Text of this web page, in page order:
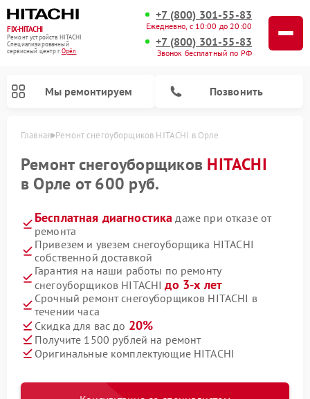
FIX-HITACHI
Ремонт устройств HITACHI
Специализированный
cервисный центр г.Орёл
+7 (800) 301-55-83
Ежедневно, с 10:00 до 20:00
+7 (800) 301-55-83
Звонок бесплатный по РФ
Мы ремонтируем Позвонить
Главная Ремонт снегоуборщиков HITACHI в Орле
Ремонт снегоуборщиков HITACHI
в Орле от 600 руб.
Бесплатная диагностика даже при отказе от
ремонта
Привезем и увезем снегоуборщика HITACHI
собственной доставкой
Гарантия на наши работы по ремонту
снегоуборщиков HITACHIдо 3-х лет
Срочный ремонт снегоуборщиков HITACHI в
течении часа
Скидка для вас до 20%
Получите 1500 рублей на ремонт
Оригинальные комплектующие HITACHI